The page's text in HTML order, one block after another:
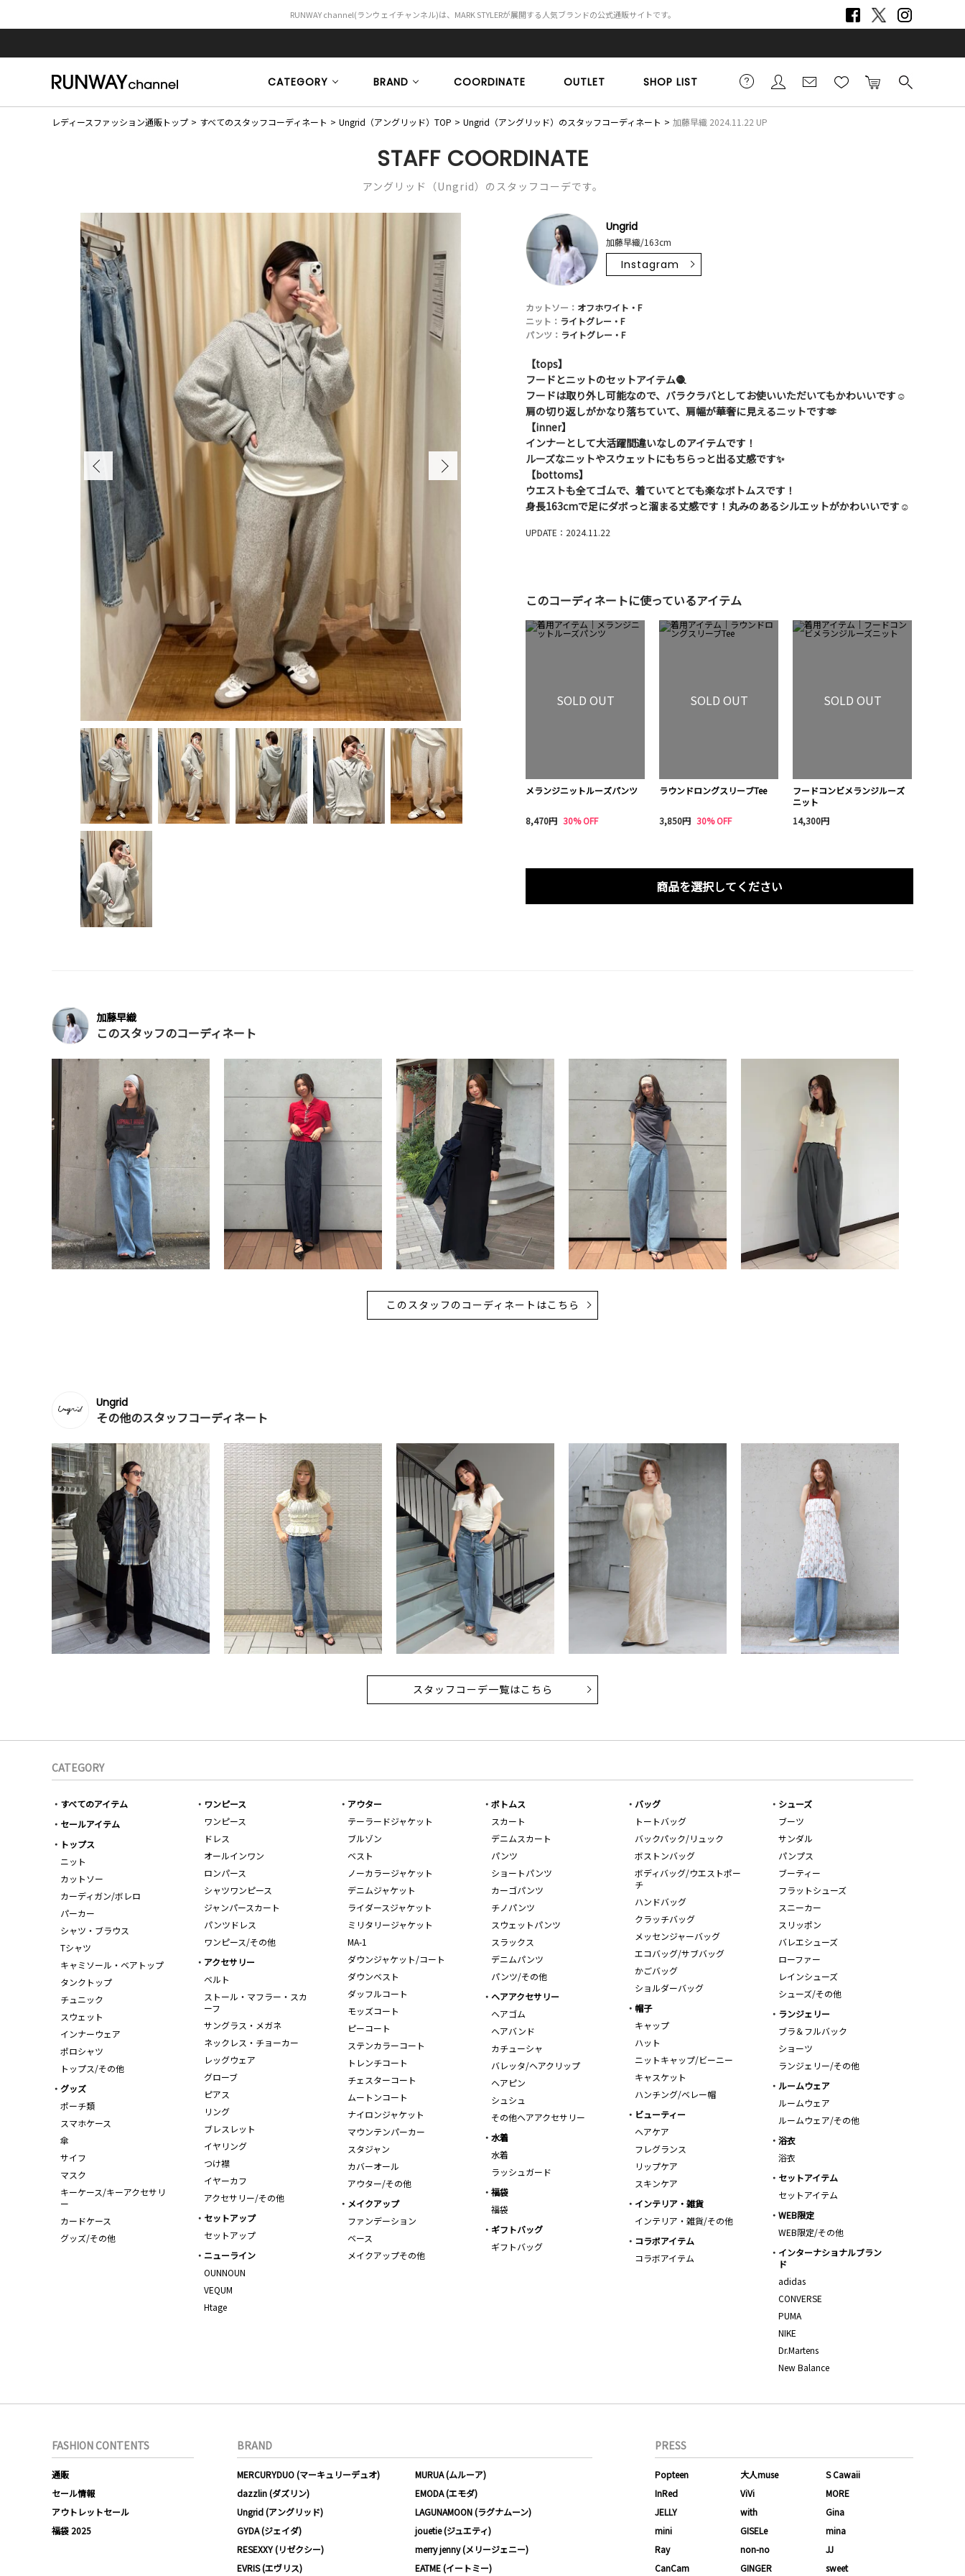
RUNWAY channel(ランウェイチャンネル)は、MARK STYLERが展開する人気ブランドの公式通販サイトです。
CATEGORY BRAND COORDINATE OUTLET SHOP LIST
レディースファッション通販トップ すべてのスタッフコーディネート Ungrid（アングリッド）TOP Ungrid（アングリッド）のスタッフコーディネート 加藤早織 2024.11.22 UP
STAFF COORDINATE
アングリッド（Ungrid）のスタッフコーデです。
Ungrid
加藤早織/163cm
Instagram
カットソー： オフホワイト・F
ニット： ライトグレー・F
パンツ： ライトグレー・F
【tops】
フードとニットのセットアイテム🧶
フードは取り外し可能なので、バラクラバとしてお使いいただいてもかわいいです☺️
肩の切り返しがかなり落ちていて、肩幅が華奢に見えるニットです🫶
【inner】
インナーとして大活躍間違いなしのアイテムです！
ルーズなニットやスウェットにもちらっと出る丈感です✨
【bottoms】
ウエストも全てゴムで、着ていてとても楽なボトムスです！
身長163cmで足にダボっと溜まる丈感です！丸みのあるシルエットがかわいいです☺️
UPDATE：2024.11.22
このコーディネートに使っているアイテム
SOLD OUT
メランジニットルーズパンツ
8,470円 30% OFF
SOLD OUT
ラウンドロングスリーブTee
3,850円 30% OFF
SOLD OUT
フードコンビメランジルーズ
ニット
14,300円
商品を選択してください
加藤早織
このスタッフのコーディネート
このスタッフのコーディネートはこちら
Ungrid
その他のスタッフコーディネート
スタッフコーデ一覧はこちら
CATEGORY
すべてのアイテム
セールアイテム
トップス
ニット
カットソー
カーディガン/ボレロ
パーカー
シャツ・ブラウス
Tシャツ
キャミソール・ベアトップ
タンクトップ
チュニック
スウェット
インナーウェア
ポロシャツ
トップス/その他
ワンピース
ワンピース
ドレス
オールインワン
ロンパース
シャツワンピース
ジャンパースカート
パンツドレス
ワンピース/その他
アウター
テーラードジャケット
ブルゾン
ベスト
ノーカラージャケット
デニムジャケット
ライダースジャケット
ミリタリージャケット
MA-1
ダウンジャケット/コート
ダウンベスト
ダッフルコート
モッズコート
ピーコート
ステンカラーコート
トレンチコート
チェスターコート
ムートンコート
ナイロンジャケット
マウンテンパーカー
スタジャン
カバーオール
アウター/その他
ボトムス
スカート
デニムスカート
パンツ
ショートパンツ
カーゴパンツ
チノパンツ
スウェットパンツ
スラックス
デニムパンツ
パンツ/その他
バッグ
トートバッグ
バックパック/リュック
ボストンバッグ
ボディバッグ/ウエストポー
チ
ハンドバッグ
クラッチバッグ
メッセンジャーバッグ
エコバッグ/サブバッグ
かごバッグ
ショルダーバッグ
シューズ
ブーツ
サンダル
パンプス
ブーティー
フラットシューズ
スニーカー
スリッポン
バレエシューズ
ローファー
レインシューズ
シューズ/その他
アクセサリー
ベルト
ストール・マフラー・スカ
ーフ
サングラス・メガネ
ネックレス・チョーカー
レッグウェア
グローブ
ピアス
リング
ブレスレット
イヤリング
つけ襟
イヤーカフ
アクセサリー/その他
ヘアアクセサリー
ヘアゴム
ヘアバンド
カチューシャ
バレッタ/ヘアクリップ
ヘアピン
シュシュ
その他ヘアアクセサリー
帽子
キャップ
ハット
ニットキャップ/ビーニー
キャスケット
ハンチング/ベレー帽
ランジェリー
ブラ＆フルバック
ショーツ
ランジェリー/その他
ルームウェア
ルームウェア
ルームウェア/その他
グッズ
ポーチ類
スマホケース
傘
サイフ
マスク
キーケース/キーアクセサリ
ー
カードケース
グッズ/その他
ビューティー
ヘアケア
フレグランス
リップケア
スキンケア
水着
水着
ラッシュガード
浴衣
浴衣
セットアイテム
セットアイテム
福袋
福袋
メイクアップ
ファンデーション
ベース
メイクアップその他
インテリア・雑貨
インテリア・雑貨/その他
WEB限定
WEB限定/その他
セットアップ
セットアップ
ギフトバッグ
ギフトバッグ
コラボアイテム
コラボアイテム
インターナショナルブラン
ド
adidas
CONVERSE
PUMA
NIKE
Dr.Martens
New Balance
ニューライン
OUNNOUN
VEQUM
Htage
FASHION CONTENTS
通販
セール情報
アウトレットセール
福袋 2025
BRAND
MERCURYDUO (マーキュリーデュオ)
MURUA (ムルーア)
dazzlin (ダズリン)
EMODA (エモダ)
Ungrid (アングリッド)
LAGUNAMOON (ラグナムーン)
GYDA (ジェイダ)
jouetie (ジュエティ)
RESEXXY (リゼクシー)
merry jenny (メリージェニー)
EVRIS (エヴリス)
EATME (イートミー)
PRESS
Popteen 大人muse
S Cawaii
InRed
ViVi
MORE
JELLY
with
Gina
mini
GISELe
mina
Ray
non-no
JJ
CanCam
GINGER sweet